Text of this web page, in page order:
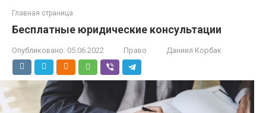
Главная страница
Бесплатные юридические консультации
Опубликовано: 05.06.2022 Право Даниил Корбак